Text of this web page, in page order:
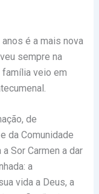
é a mais nova
sempre na
família veio em
de
da Comunidade
Sor Carmen a dar
a
vida a Deus, a